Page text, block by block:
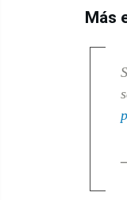
Más